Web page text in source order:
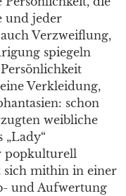
und jeder
Verzweiflung,
spiegeln
Verkleidung,
schon
weibliche
„Lady“
popkulturell
sich mithin in einer
und Aufwertung